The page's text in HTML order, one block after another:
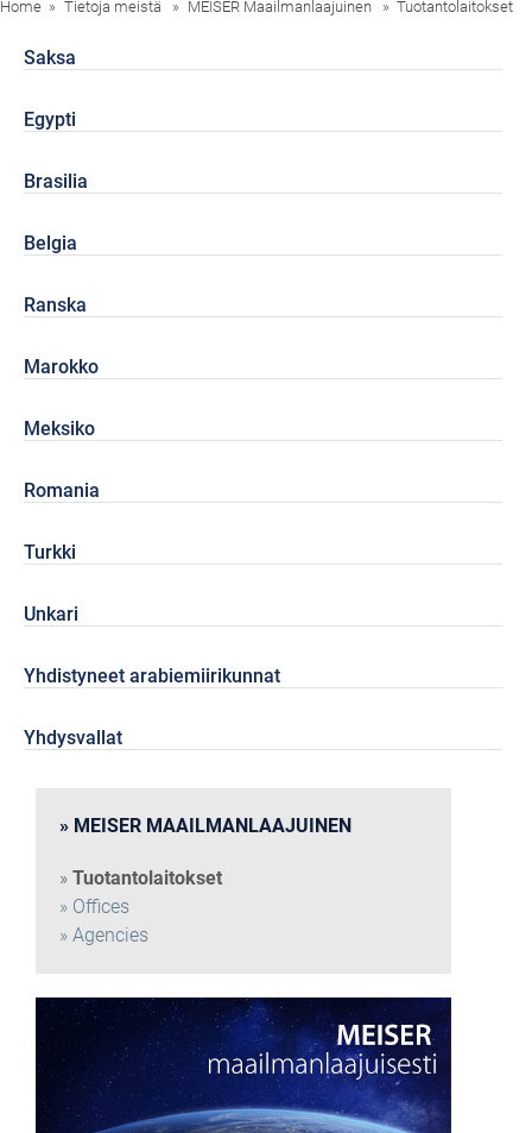
Home Tietoja meistä MEISER Maailmanlaajuinen Tuotantolaitokset
Saksa
Egypti
Brasilia
Belgia
Ranska
Marokko
Meksiko
Romania
Turkki
Unkari
Yhdistyneet arabiemiirikunnat
Yhdysvallat
MEISER MAAILMANLAAJUINEN
Tuotantolaitokset
Offices
Agencies